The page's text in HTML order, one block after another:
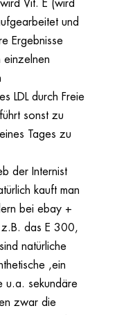
Vit. E (wird
und
Ergebnisse
einzelnen
LDL durch Freie
sonst zu
Tages zu
der Internist
kauft man
bei ebay +
das E 300,
natürliche
,ein
u.a. sekundäre
zwar die